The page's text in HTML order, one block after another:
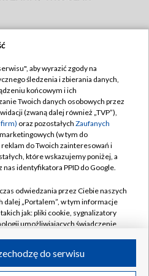
TVP
TVP
prywatności
zgody
Pomoc
Kanały
S.A. w likwidacji
aby wyrazić zgody na
śledzenia i zbierania danych,
końcowym i ich
Twoich danych osobowych przez
(zwaną dalej również „TVP”),
firm) oraz pozostałych Zaufanych
(w tym do
do Twoich zainteresowań i
które wskazujemy poniżej, a
identyfikatora PPID do Google.
odwiedzania przez Ciebie naszych
dalej „Portalem”, w tym informacje
jak: pliki cookie, sygnalizatory
umożliwiających świadczenie
do serwisu